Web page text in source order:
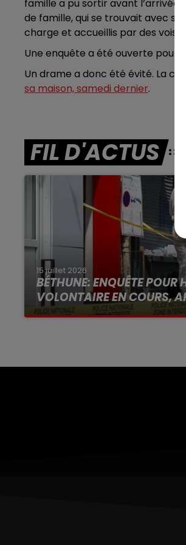
7h00 - 10h00
RDL WEEK-END
famille a pu sortir avant l’arrivée
de famille, qui se trouvait avec
charge et accueillis par des voisins.
Une enquête a été ouverte pour
Un drame a donc été évité. La
sa maison, samedi dernier.
FIL D'ACTUS
15 juillet 2026
BÉTHUNE: ENQUÊTE POUR
VOLONTAIRE EN COURS,
Selon les premiers éléments,